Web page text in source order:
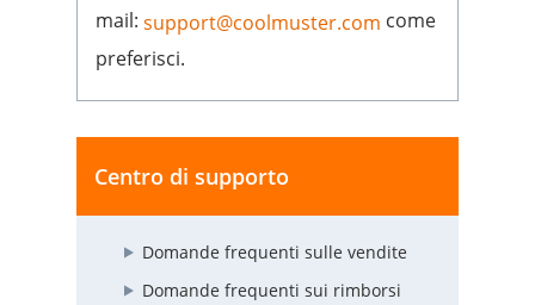
mail: support@coolmuster.com come
preferisci.
Centro di supporto
Domande frequenti sulle vendite
Domande frequenti sui rimborsi